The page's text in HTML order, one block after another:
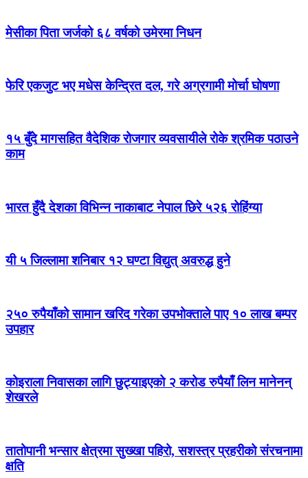
मेसीका पिता जर्जको ६८ वर्षको उमेरमा निधन
फेरि एकजुट भए मधेस केन्द्रित दल, गरे अग्रगामी मोर्चा घोषणा
१५ बुँदे मागसहित वैदेशिक रोजगार व्यवसायीले रोके श्रमिक पठाउने
काम
भारत हुँदै देशका विभिन्न नाकाबाट नेपाल छिरे ५२६ रोहिंग्या
यी ५ जिल्लामा शनिबार १२ घण्टा विद्युत् अवरुद्ध हुने
२५० रुपैयाँको सामान खरिद गरेका उपभोक्ताले पाए १० लाख बम्पर
उपहार
कोइराला निवासका लागि छुट्याइएको २ करोड रुपैयाँ लिन मानेनन्
शेखरले
तातोपानी भन्सार क्षेत्रमा सुख्खा पहिरो, सशस्त्र प्रहरीको संरचनामा
क्षति